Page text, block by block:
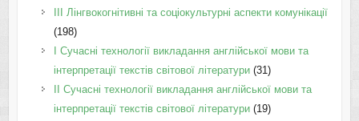
IІI Лінгвокогнітивні та соціокультурні аспекти комунікації
(198)
I Cучасні технології викладання англійської мови та
інтерпретації текстів світової літератури(31)
II Cучасні технології викладання англійської мови та
інтерпретації текстів світової літератури(19)